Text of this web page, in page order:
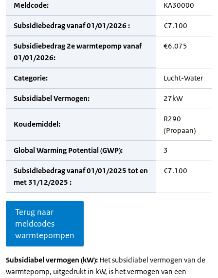
Meldcode: KA30000
Subsidiebedrag vanaf 01/01/2026 : €7.100
Subsidiebedrag 2e warmtepomp vanaf
01/01/2026:
€6.075
Categorie: Lucht-Water
Subsidiabel Vermogen: 27kW
Koudemiddel:
R290
(Propaan)
Global Warming Potential (GWP): 3
Subsidiebedrag vanaf 01/01/2025 tot en
met 31/12/2025 :
€7.100
Terug naar
meldcodes
warmtepompen
Subsidiabel vermogen (kW): Het subsidiabel vermogen van de
warmtepomp, uitgedrukt in kW, is het vermogen van een